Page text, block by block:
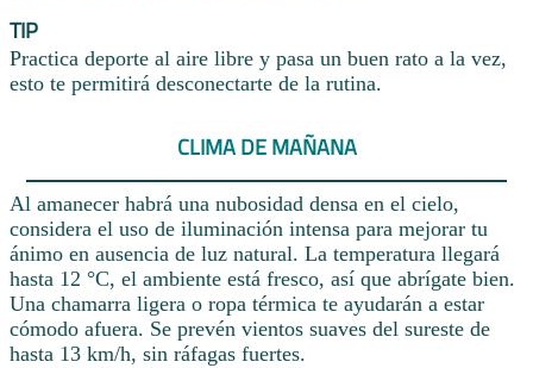
TIP
Practica deporte al aire libre y pasa un buen rato a la vez,
esto te permitirá desconectarte de la rutina.
CLIMA DE MAÑANA
Al amanecer habrá una nubosidad densa en el cielo,
considera el uso de iluminación intensa para mejorar tu
ánimo en ausencia de luz natural. La temperatura llegará
hasta 12 °C, el ambiente está fresco, así que abrígate bien.
Una chamarra ligera o ropa térmica te ayudarán a estar
cómodo afuera. Se prevén vientos suaves del sureste de
hasta 13 km/h, sin ráfagas fuertes.